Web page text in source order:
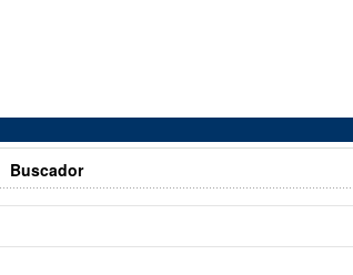
Buscador